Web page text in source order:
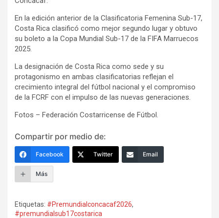
En la edición anterior de la Clasificatoria Femenina Sub-17,
Costa Rica clasificó como mejor segundo lugar y obtuvo
su boleto a la Copa Mundial Sub-17 de la FIFA Marruecos
2025.
La designación de Costa Rica como sede y su
protagonismo en ambas clasificatorias reflejan el
crecimiento integral del fútbol nacional y el compromiso
de la FCRF con el impulso de las nuevas generaciones.
Fotos – Federación Costarricense de Fútbol.
Compartir por medio de:
Facebook Twitter Email
Más
Etiquetas: #Premundialconcacaf2026,
#premundialsub17costarica